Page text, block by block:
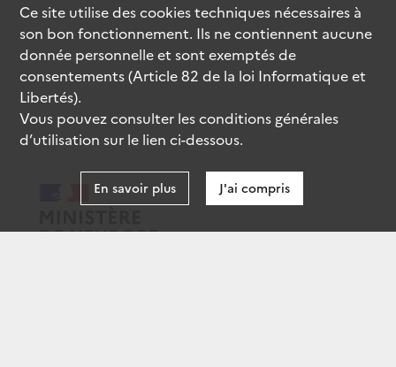
Ce site utilise descookiestechniques nécessaires à
son bon fonctionnement. Ils ne contiennent aucune
donnée personnelle et sont exemptés de
consentements (Article 82 de la loi Informatique et
Libertés).
Vous pouvez consulter les conditions générales
d’utilisation sur le lien ci-dessous.
En savoir plus J'ai compris